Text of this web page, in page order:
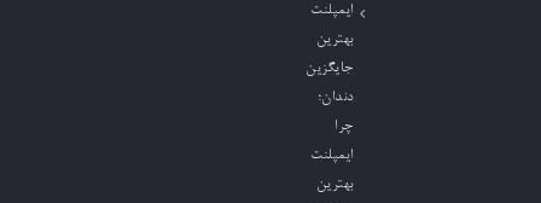
ایمپلنت
بهترین
جایگزین
دندان؛
چرا
ایمپلنت
بهترین